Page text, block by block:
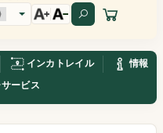
インカトレイル
情報
ービス